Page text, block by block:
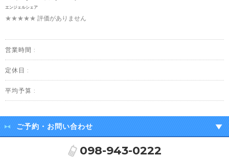
エンジェルシェア
★★★★★ 評価がありません
営業時間 :
定休日 :
平均予算 :
ご予約・お問い合わせ
098-943-0222